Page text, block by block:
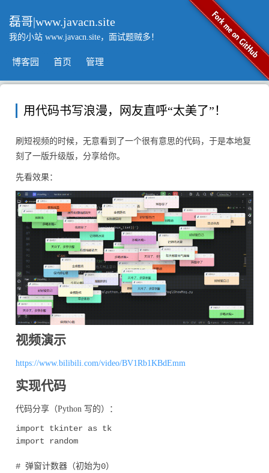
磊哥|www.javacn.site
我的小站 www.javacn.site，面试题贼多！
博客园 首页 管理
用代码书写浪漫，网友直呼“太美了”！
刷短视频的时候，无意看到了一个很有意思的代码，于是本地复
刻了一版升级版，分享给你。
先看效果：
视频演示
https://www.bilibili.com/video/BV1Rb1KBdEmm
实现代码
代码分享（Python 写的）：
import tkinter as tk
import random
# 弹窗计数器（初始为0）